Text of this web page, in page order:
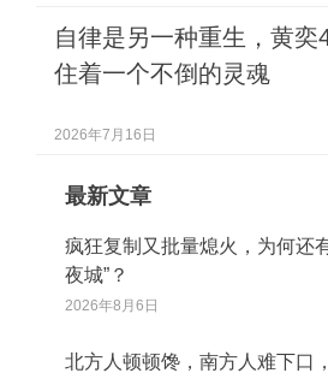
自律是另一种重生，黄奕
住着一个不倒的灵魂
2026年7月16日
最新文章
疯狂复制又批量熄火，为何还
夜城”？
2026年8月6日
北方人顿顿馋，南方人难下口